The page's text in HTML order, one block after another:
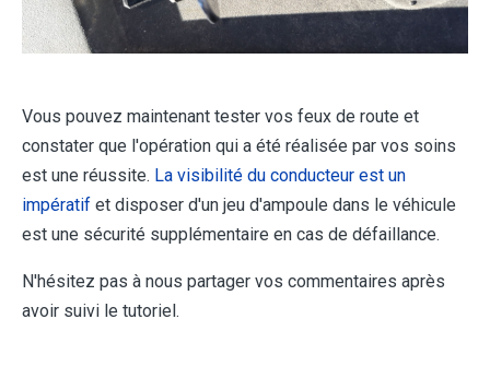
Vous pouvez maintenant tester vos feux de route et
constater que l'opération qui a été réalisée par vos soins
est une réussite. La visibilité du conducteur est un
impératif et disposer d'un jeu d'ampoule dans le véhicule
est une sécurité supplémentaire en cas de défaillance.
N'hésitez pas à nous partager vos commentaires après
avoir suivi le tutoriel.